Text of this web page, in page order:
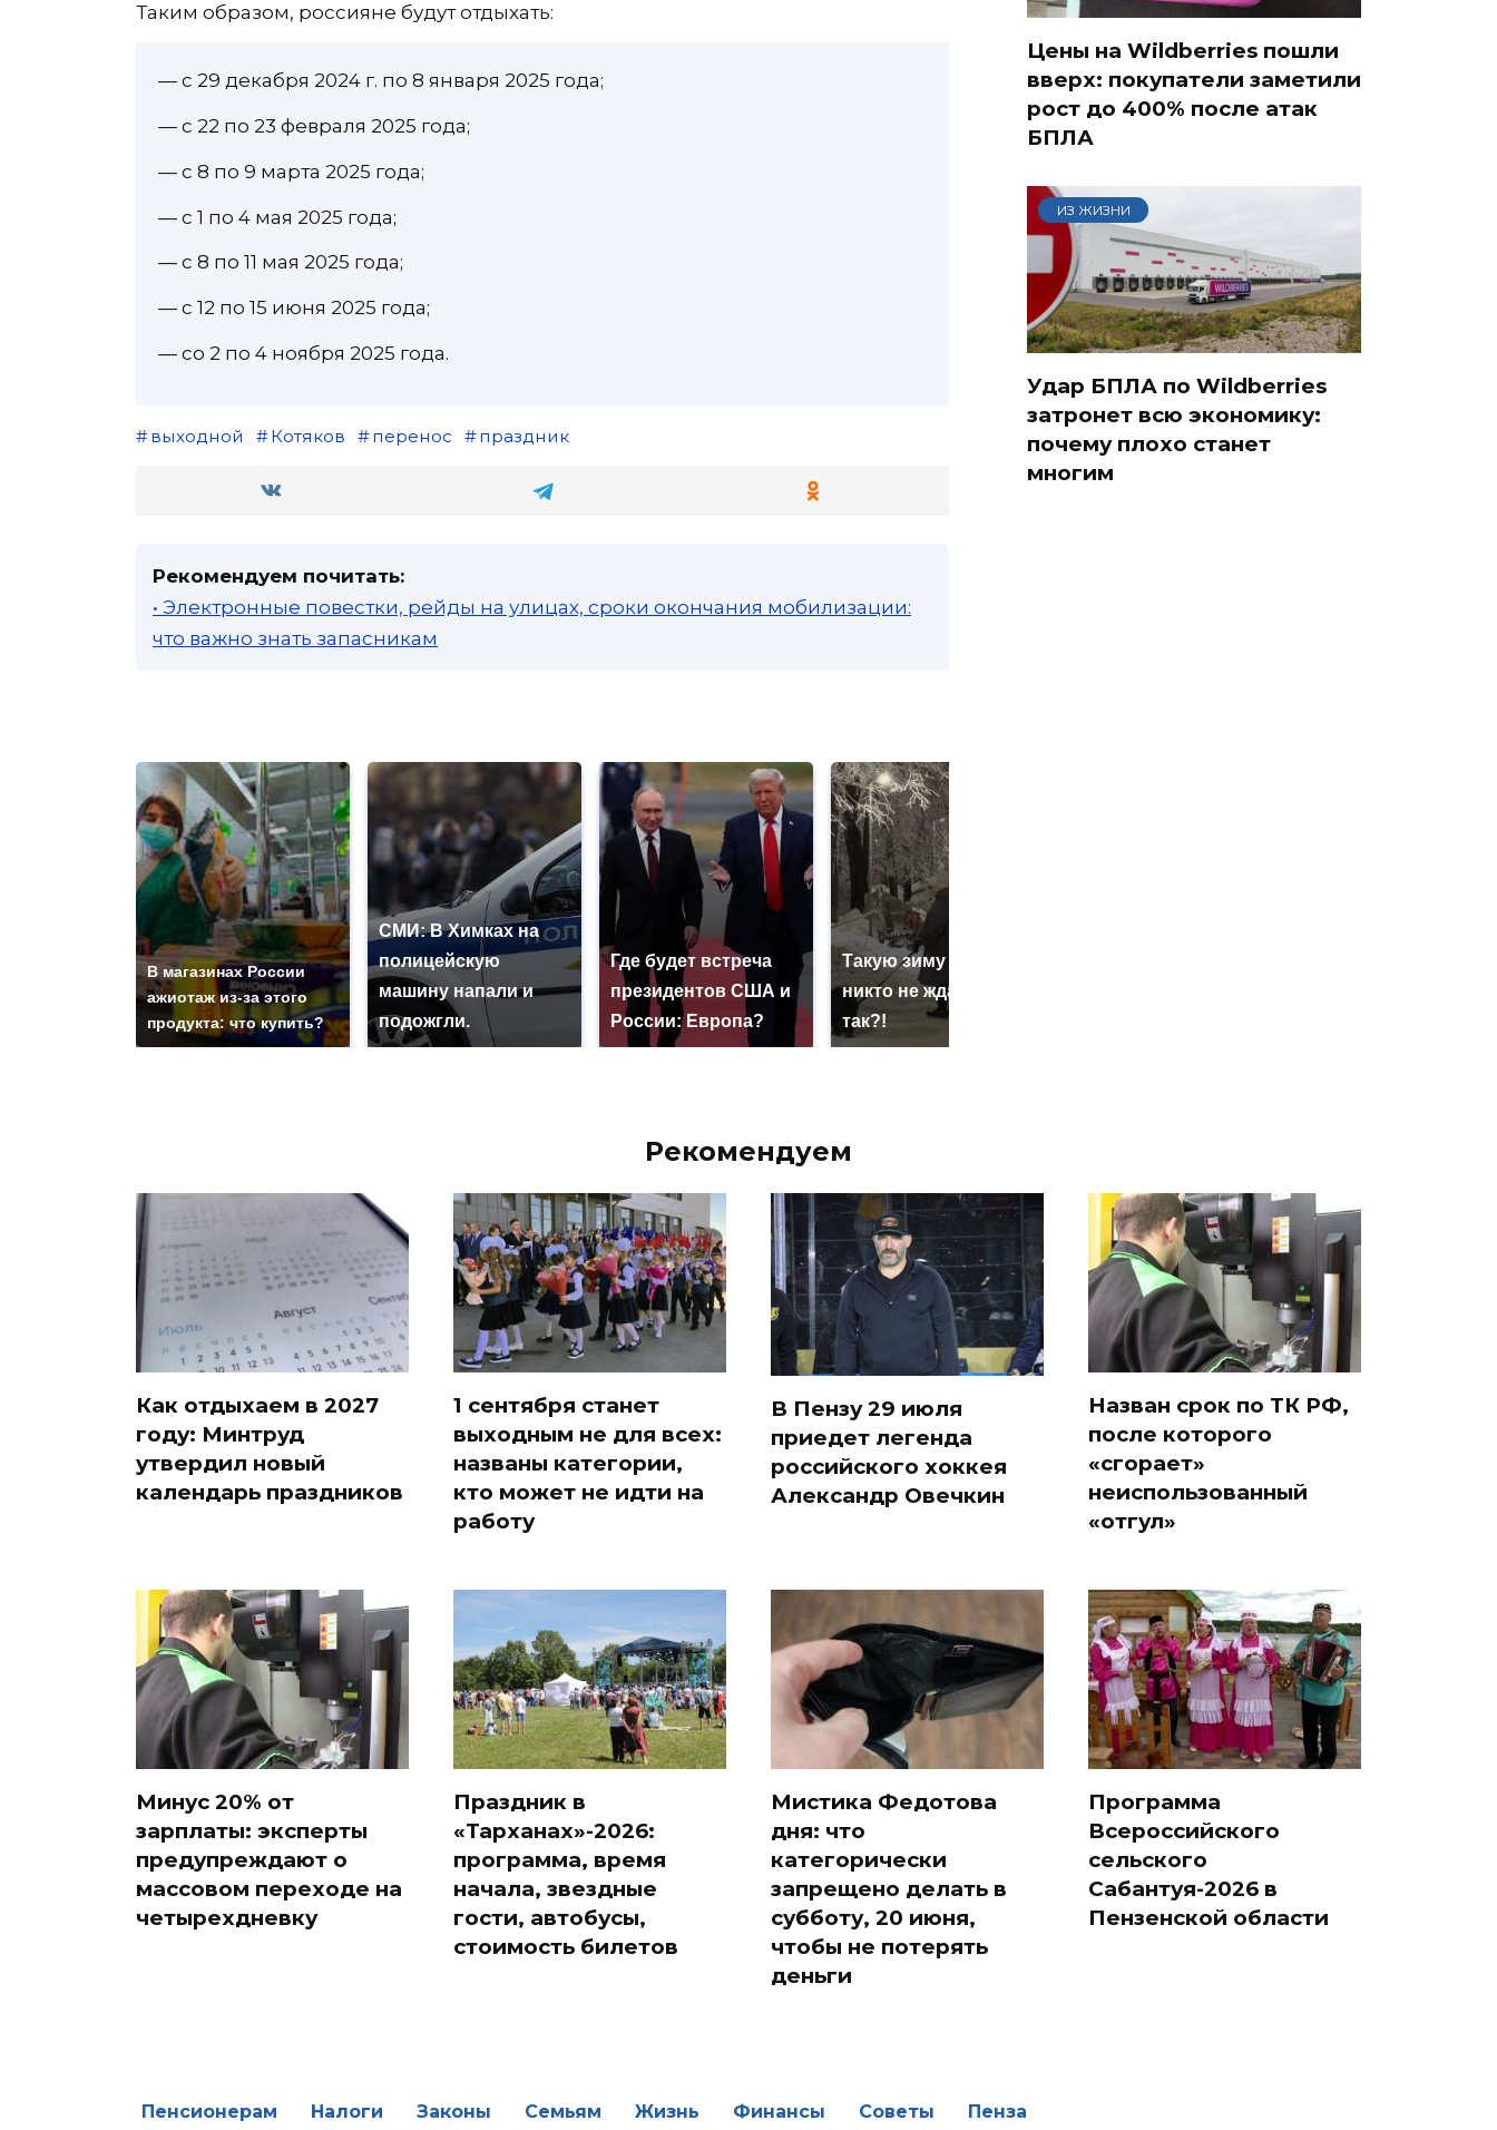
Таким образом, россияне будут отдыхать:
— с 29 декабря 2024 г. по 8 января 2025 года;
— с 22 по 23 февраля 2025 года;
— с 8 по 9 марта 2025 года;
— с 1 по 4 мая 2025 года;
— с 8 по 11 мая 2025 года;
— с 12 по 15 июня 2025 года;
— со 2 по 4 ноября 2025 года.
выходной Котяков перенос праздник
Рекомендуем почитать:
• Электронные повестки, рейды на улицах, сроки окончания мобилизации:
что важно знать запасникам
В магазинах России
ажиотаж из-за этого
продукта: что купить?
СМИ: В Химках на
полицейскую
машину напали и
подожгли.
Где будет встреча
президентов США и
России: Европа?
Такую зиму в России
никто не ждал: как
так?!
Цены на Wildberries пошли
вверх: покупатели заметили
рост до 400% после атак
БПЛА
ИЗ ЖИЗНИ
Удар БПЛА по Wildberries
затронет всю экономику:
почему плохо станет
многим
Рекомендуем
Как отдыхаем в 2027
году: Минтруд
утвердил новый
календарь праздников
1 сентября станет
выходным не для всех:
названы категории,
кто может не идти на
работу
В Пензу 29 июля
приедет легенда
российского хоккея
Александр Овечкин
Назван срок по ТК РФ,
после которого
«сгорает»
неиспользованный
«отгул»
Минус 20% от
зарплаты: эксперты
предупреждают о
массовом переходе на
четырехдневку
Праздник в
«Тарханах»-2026:
программа, время
начала, звездные
гости, автобусы,
стоимость билетов
Мистика Федотова
дня: что
категорически
запрещено делать в
субботу, 20 июня,
чтобы не потерять
деньги
Программа
Всероссийского
сельского
Сабантуя-2026 в
Пензенской области
Пенсионерам Налоги Законы Семьям Жизнь Финансы Советы Пенза